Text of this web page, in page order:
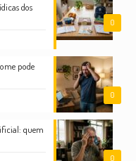
0
dos
0
pode
0
quem